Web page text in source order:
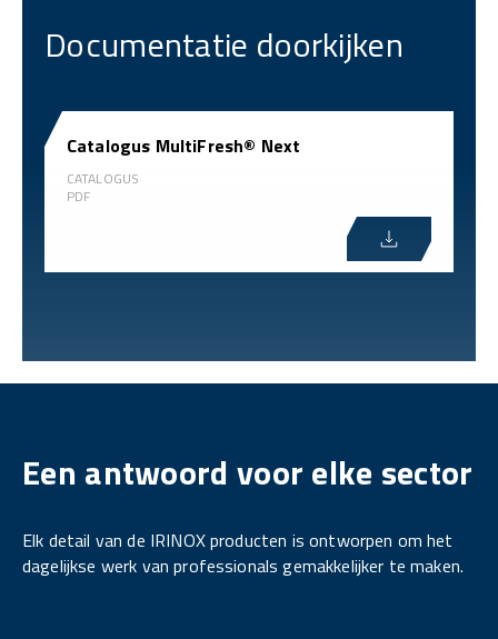
Documentatie doorkijken
Catalogus MultiFresh® Next
CATALOGUS
PDF
Een antwoord voor elke sector
Elk detail van de IRINOX producten is ontworpen om het
dagelijkse werk van professionals gemakkelijker te maken.